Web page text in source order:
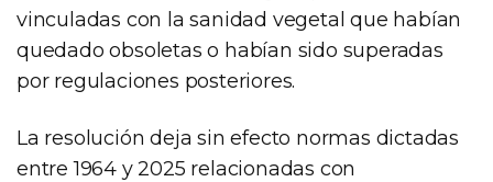
vinculadas con la sanidad vegetal que habían
quedado obsoletas o habían sido superadas
por regulaciones posteriores.
La resolución deja sin efecto normas dictadas
entre 1964 y 2025 relacionadas con